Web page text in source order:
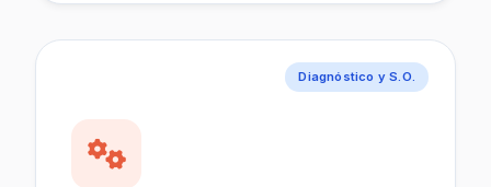
Diagnóstico y S.O.